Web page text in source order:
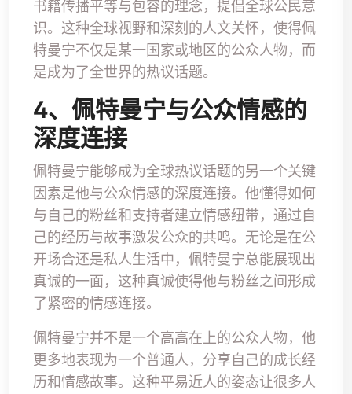
书籍传播平等与包容的理念，提倡全球公民意
识。这种全球视野和深刻的人文关怀，使得佩
特曼宁不仅是某一国家或地区的公众人物，而
是成为了全世界的热议话题。
4、佩特曼宁与公众情感的
深度连接
佩特曼宁能够成为全球热议话题的另一个关键
因素是他与公众情感的深度连接。他懂得如何
与自己的粉丝和支持者建立情感纽带，通过自
己的经历与故事激发公众的共鸣。无论是在公
开场合还是私人生活中，佩特曼宁总能展现出
真诚的一面，这种真诚使得他与粉丝之间形成
了紧密的情感连接。
佩特曼宁并不是一个高高在上的公众人物，他
更多地表现为一个普通人，分享自己的成长经
历和情感故事。这种平易近人的姿态让很多人